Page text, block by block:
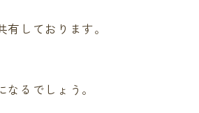
しております。
るでしょう。